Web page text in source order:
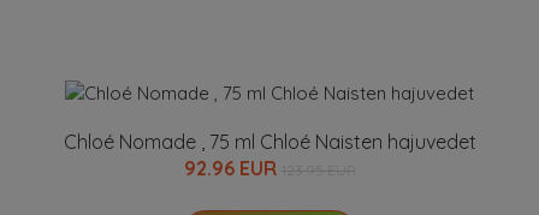
Chloé Nomade , 75 ml Chloé Naisten hajuvedet
92.96 EUR